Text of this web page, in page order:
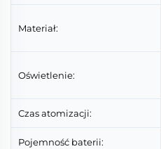
Materiał:
Oświetlenie:
Czas atomizacji:
Pojemność baterii: